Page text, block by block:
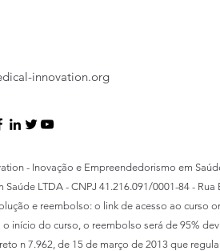
innovation.org
- Inovação e Empreendedorismo em
LTDA - CNPJ 41.216.091/0001-84 - Rua
e reembolso: o link de acesso ao curso
início do curso, o reembolso será de 95%
n 7.962, de 15 de março de 2013 que